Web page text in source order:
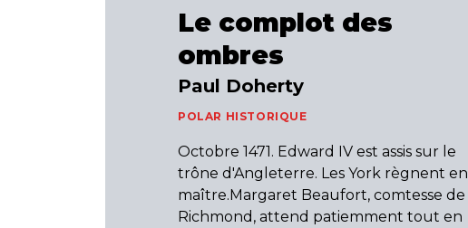
Le complot des
ombres
Paul Doherty
POLAR HISTORIQUE
Octobre 1471. Edward IV est assis sur le
trône d'Angleterre. Les York règnent en
maître.Margaret Beaufort, comtesse de
Richmond, attend patiemment tout en